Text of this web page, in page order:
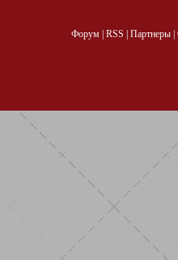
Форум| RSS Партнеры|